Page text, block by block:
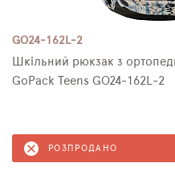
GO24-162L-2
Шкільний рюкзак з ортопедичною спинкою для дівчинки
GoPack Teens GO24-162L-2
РОЗПРОДАНО